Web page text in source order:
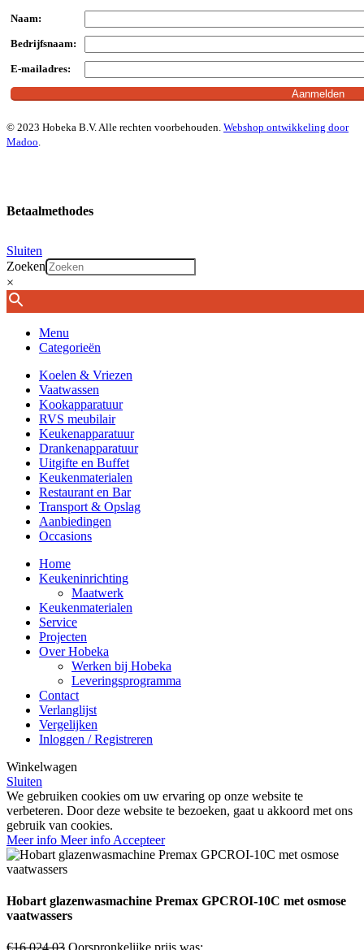
Naam:
Bedrijfsnaam:
E-mailadres:
© 2023 Hobeka B.V. Alle rechten voorbehouden. Webshop ontwikkeling door
Madoo.
Betaalmethodes
Sluiten
Zoeken
×
Menu
Categorieën
Koelen & Vriezen
Vaatwassen
Kookapparatuur
RVS meubilair
Keukenapparatuur
Drankenapparatuur
Uitgifte en Buffet
Keukenmaterialen
Restaurant en Bar
Transport & Opslag
Aanbiedingen
Occasions
Home
Keukeninrichting
Maatwerk
Keukenmaterialen
Service
Projecten
Over Hobeka
Werken bij Hobeka
Leveringsprogramma
Contact
Verlanglijst
Vergelijken
Inloggen / Registreren
Winkelwagen
Sluiten
We gebruiken cookies om uw ervaring op onze website te
verbeteren. Door deze website te bezoeken, gaat u akkoord met ons
gebruik van cookies.
Meer info Meer info Accepteer
Hobart glazenwasmachine Premax GPCROI-10C met osmose
vaatwassers